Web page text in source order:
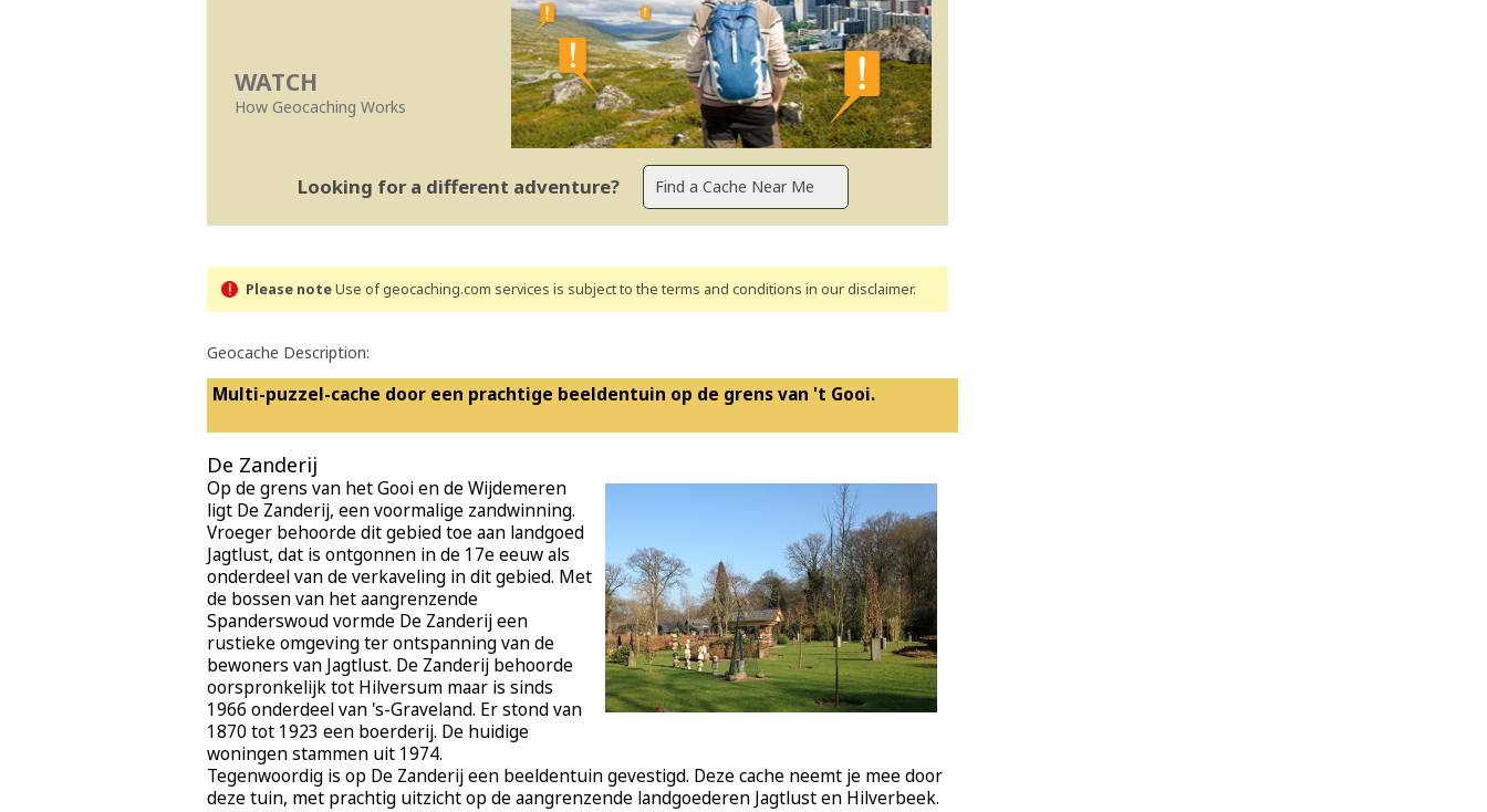
WATCH
How Geocaching Works
Looking for a different adventure?
Please noteUse of geocaching.com services is subject to the terms and conditions in our disclaimer.
Geocache Description:
Multi-puzzel-cache door een prachtige beeldentuin op de grens van 't Gooi.
De Zanderij
Op de grens van het Gooi en de Wijdemeren
ligt De Zanderij, een voormalige zandwinning.
Vroeger behoorde dit gebied toe aan landgoed
Jagtlust, dat is ontgonnen in de 17e eeuw als
onderdeel van de verkaveling in dit gebied. Met
de bossen van het aangrenzende
Spanderswoud vormde De Zanderij een
rustieke omgeving ter ontspanning van de
bewoners van Jagtlust. De Zanderij behoorde
oorspronkelijk tot Hilversum maar is sinds
1966 onderdeel van 's-Graveland. Er stond van
1870 tot 1923 een boerderij. De huidige
woningen stammen uit 1974.
Tegenwoordig is op De Zanderij een beeldentuin gevestigd. Deze cache neemt je mee door
deze tuin, met prachtig uitzicht op de aangrenzende landgoederen Jagtlust en Hilverbeek.